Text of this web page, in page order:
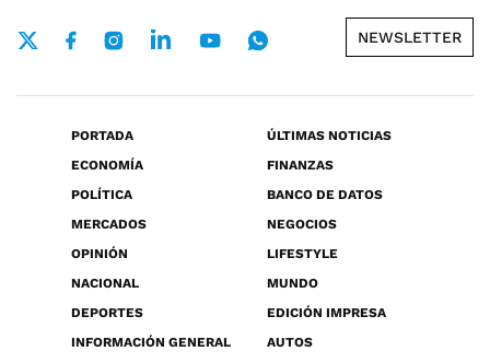
NEWSLETTER
PORTADA
ÚLTIMAS NOTICIAS
ECONOMÍA
FINANZAS
POLÍTICA
BANCO DE DATOS
MERCADOS
NEGOCIOS
OPINIÓN
LIFESTYLE
NACIONAL
MUNDO
DEPORTES
EDICIÓN IMPRESA
INFORMACIÓN GENERAL
AUTOS